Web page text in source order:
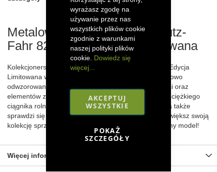
wyrażasz zgodę na
używanie przez nas
wszystkich plików cookie
zgodnie z warunkami
naszej polityki plików
cookie. Dowiedz się
więcej...
AKCEPTUJ
WSZYSTKIE
POKAŻ
SZCZEGÓŁY
Metalowy model ciągnika Deutz-
Fahr 8280 TTV Edycja Limitowana
Kolekcjonerski model traktora Deutz-Fahr 8280 TTV Edycja
Limitowana w skali 1:32 firmy Schuco został szczegółowo
odwzorowany dzięki wykorzystaniu metalowych części oraz
elementów z tworzywa sztucznego. Efektowny model ciężkiego
ciągnika rolniczego zachwyci każdego kolekcjonera, a także
sprawdzi się jako zabawka dla starszego dziecka. Powiększ swoją
kolekcję sprzętu rolniczego o ten precyzyjnie wykonany model!
Więcej informacji